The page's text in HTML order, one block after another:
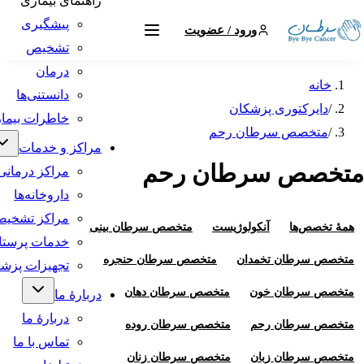
ورود / عضویت
پیشگیری
تشخیص
دانستنی‌ها
خاطرات بیماران
مراکز و خدمات
مراکز درمانی
داروخانه‌ها
مراکز تشخیصی
خدمات پرستاری
تجهیزات پزشکی
دربارهٔ ما
دربارهٔ ما
تماس با ما
پزشکان
سرطان رحم
سرطان رحم
آنکولوژیست متخصص سرطان بینی
تخمدان متخصص سرطان حنجره
سرطان خون متخصص سرطان دهان
سرطان رحم متخصص سرطان روده
زبان متخصص سرطان زنان